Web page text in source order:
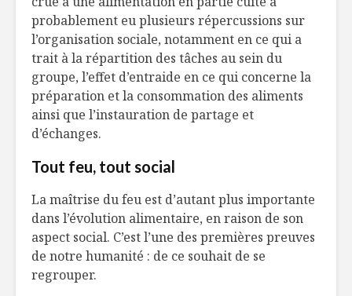
probablement eu plusieurs répercussions sur
l’organisation sociale, notamment en ce qui a
trait à la répartition des tâches au sein du
groupe, l’effet d’entraide en ce qui concerne la
préparation et la consommation des aliments
ainsi que l’instauration de partage et
d’échanges.
Tout feu, tout social
La maîtrise du feu est d’autant plus importante
dans l’évolution alimentaire, en raison de son
aspect social. C’est l’une des premières preuves
de notre humanité : de ce souhait de se
regrouper.